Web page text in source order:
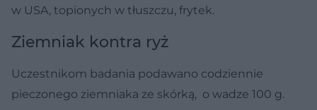
w USA, topionych w tłuszczu, frytek.
Ziemniak kontra ryż
Uczestnikom badania podawano codziennie
pieczonego ziemniaka ze skórką, o wadze 100 g.